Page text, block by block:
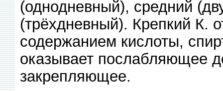
(однодневный), средний
(трёхдневный). Крепкий К.
содержанием кислоты,
оказывает послабляющее
закрепляющее.